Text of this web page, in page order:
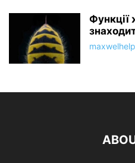
Функції
maxwelhelp